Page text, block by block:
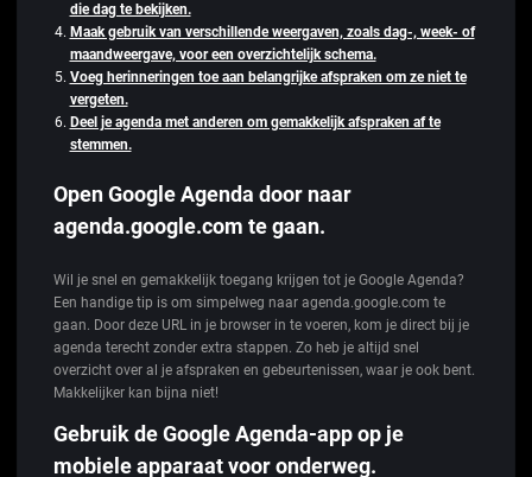
die dag te bekijken.
Maak gebruik van verschillende weergaven, zoals dag-, week- of
maandweergave, voor een overzichtelijk schema.
Voeg herinneringen toe aan belangrijke afspraken om ze niet te
vergeten.
Deel je agenda met anderen om gemakkelijk afspraken af te
stemmen.
Open Google Agenda door naar
agenda.google.com te gaan.
Wil je snel en gemakkelijk toegang krijgen tot je Google Agenda?
Een handige tip is om simpelweg naar agenda.google.com te
gaan. Door deze URL in je browser in te voeren, kom je direct bij je
agenda terecht zonder extra stappen. Zo heb je altijd snel
overzicht over al je afspraken en gebeurtenissen, waar je ook bent.
Makkelijker kan bijna niet!
Gebruik de Google Agenda-app op je
mobiele apparaat voor onderweg.